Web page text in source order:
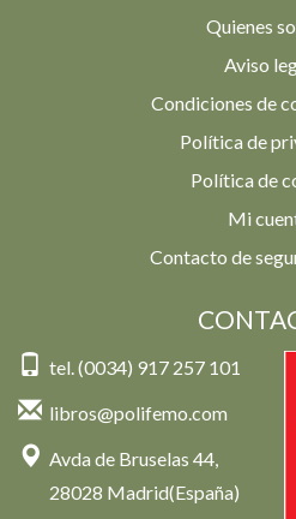
Quienes
Aviso
Condiciones de
Política de
Política de
Mi
Contacto de
tel. (0034) 917 257 101
libros@polifemo.com
Avda de Bruselas 44,
28028 Madrid(España)